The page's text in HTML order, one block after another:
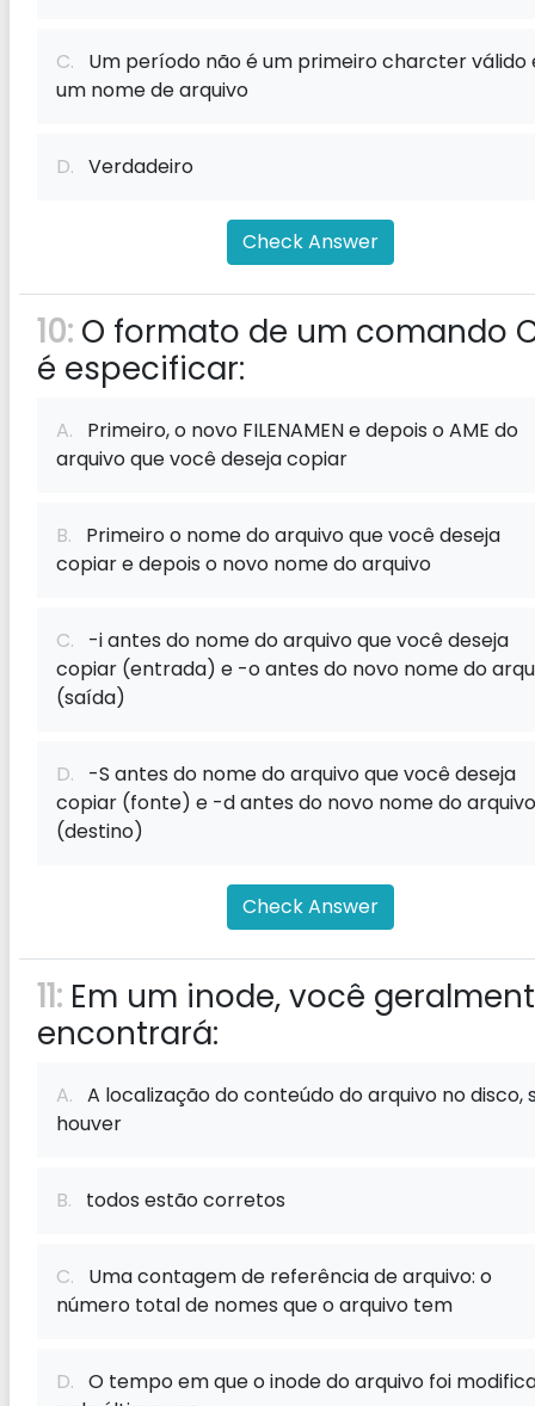
C. Um período não é um primeiro charcter válido
um nome de arquivo
D. Verdadeiro
Check Answer
10: O formato de um comando
é especificar:
A. Primeiro, o novo FILENAMEN e depois o AME do
arquivo que você deseja copiar
B. Primeiro o nome do arquivo que você deseja
copiar e depois o novo nome do arquivo
C. -i antes do nome do arquivo que você deseja
copiar (entrada) e -o antes do novo nome do
(saída)
D. -S antes do nome do arquivo que você deseja
copiar (fonte) e -d antes do novo nome do arquivo
(destino)
Check Answer
11: Em um inode, você
encontrará:
A. A localização do conteúdo do arquivo no disco,
houver
B. todos estão corretos
C. Uma contagem de referência de arquivo: o
número total de nomes que o arquivo tem
D. O tempo em que o inode do arquivo foi